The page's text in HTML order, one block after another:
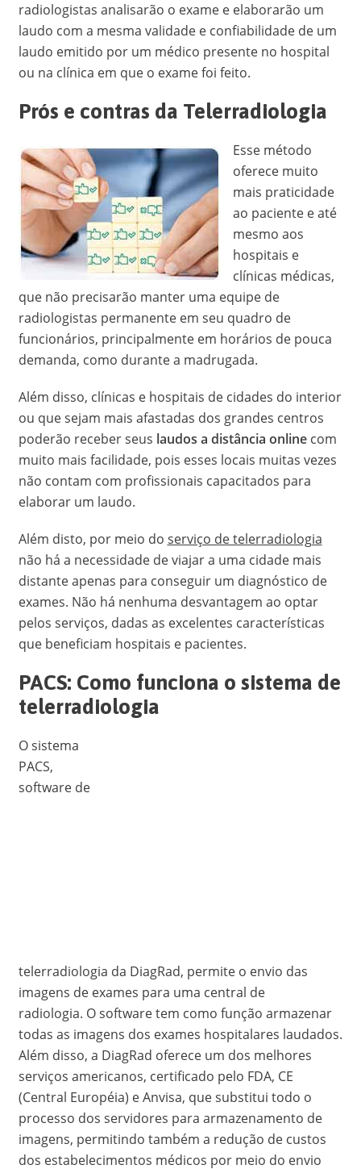
radiologistas analisarão o exame e elaborarão um
laudo com a mesma validade e confiabilidade de um
laudo emitido por um médico presente no hospital
ou na clínica em que o exame foi feito.
Prós e contras da Telerradiologia
Esse método
oferece muito
mais praticidade
ao paciente e até
mesmo aos
hospitais e
clínicas médicas,
que não precisarão manter uma equipe de
radiologistas permanente em seu quadro de
funcionários, principalmente em horários de pouca
demanda, como durante a madrugada.
Além disso, clínicas e hospitais de cidades do interior
ou que sejam mais afastadas dos grandes centros
poderão receber seus laudos a distância onlinecom
muito mais facilidade, pois esses locais muitas vezes
não contam com profissionais capacitados para
elaborar um laudo.
Além disto, por meio do serviço de telerradiologia
não há a necessidade de viajar a uma cidade mais
distante apenas para conseguir um diagnóstico de
exames. Não há nenhuma desvantagem ao optar
pelos serviços, dadas as excelentes características
que beneficiam hospitais e pacientes.
PACS: Como funciona o sistema de
telerradiologia
O sistema
PACS,
software de
telerradiologia da DiagRad, permite o envio das
imagens de exames para uma central de
radiologia. O software tem como função armazenar
todas as imagens dos exames hospitalares laudados.
Além disso, a DiagRad oferece um dos melhores
serviços americanos, certificado pelo FDA, CE
(Central Européia) e Anvisa, que substitui todo o
processo dos servidores para armazenamento de
imagens, permitindo também a redução de custos
dos estabelecimentos médicos por meio do envio